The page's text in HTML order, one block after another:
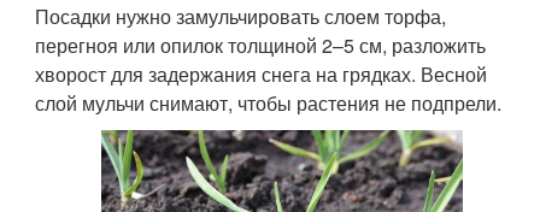
Посадки нужно замульчировать слоем торфа,
перегноя или опилок толщиной 2–5 см, разложить
хворост для задержания снега на грядках. Весной
слой мульчи снимают, чтобы растения не подпрели.